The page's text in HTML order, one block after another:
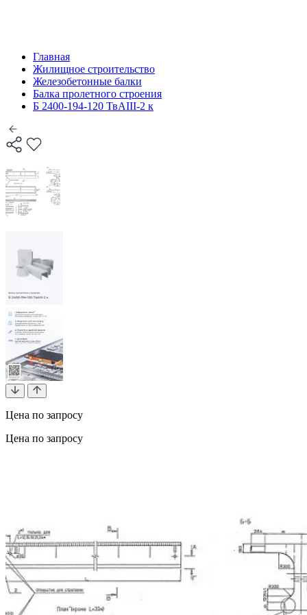
Главная
Жилищное строительство
Железобетонные балки
Балка пролетного строения
Б 2400-194-120 ТвАIII-2 к
Цена по запросу
Цена по запросу